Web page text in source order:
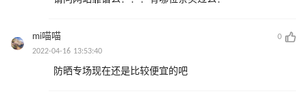
mi喵喵
0
2022-04-16 13:53:40
防晒专场现在还是比较便宜的吧